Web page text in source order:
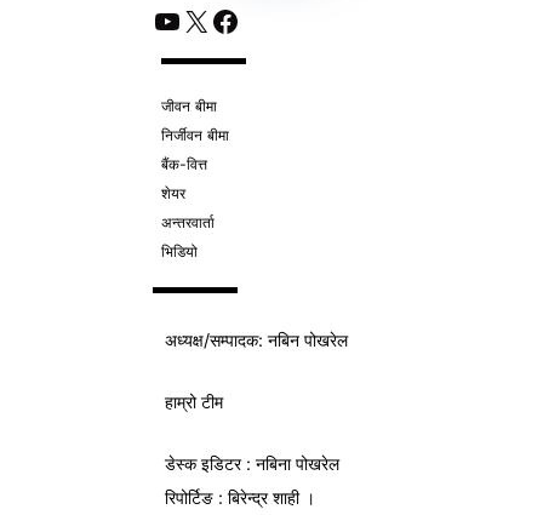
YouTube
X Facebook
जीवन बीमा
निर्जीवन बीमा
बैंक-वित्त
शेयर
अन्तरवार्ता
भिडियो
अध्यक्ष/सम्पादक: नबिन पोखरेल
हाम्रो टीम
डेस्क इडिटर : नबिना पोखरेल
रिपोर्टिङ : बिरेन्द्र शाही ।